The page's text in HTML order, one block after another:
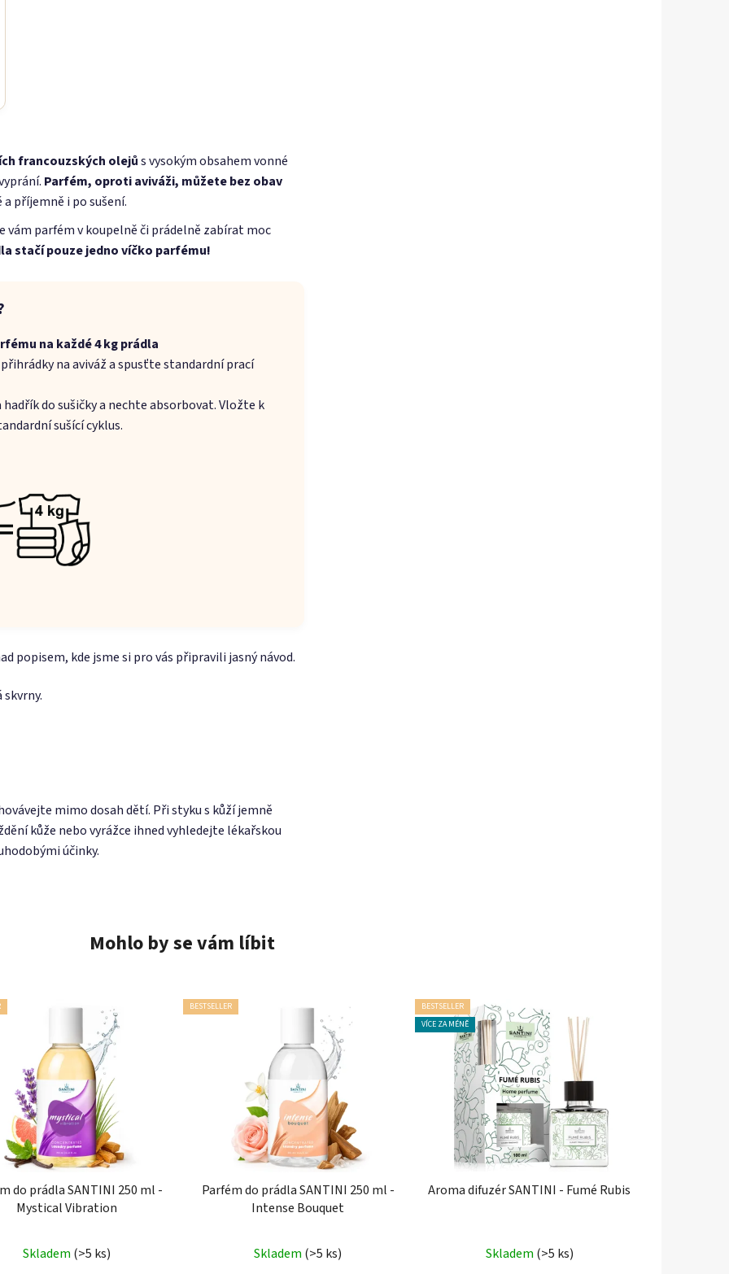
francouzských olejůs vysokým obsahem vonné
Parfém, oproti aviváži, můžete bez obav
příjemně i po sušení.
parfém v koupelně či prádelně zabírat moc
stačí pouze jedno víčko parfému!
na každé 4 kg prádla
na aviváž a spusťte standardní prací
do sušičky a nechte absorbovat. Vložte k
sušící cyklus.
popisem, kde jsme si pro vás připravili jasný návod.
mimo dosah dětí. Při styku s kůží jemně
kůže nebo vyrážce ihned vyhledejte lékařskou
účinky.
Mohlo by se vám líbit
do prádla SANTINI 250 ml -
Mystical Vibration
hodnocení
Skladem (>5 ks)
BESTSELLER
Parfém do prádla SANTINI 250 ml -
Intense Bouquet
hodnocení
Skladem (>5 ks)
BESTSELLER
VÍCE ZA MÉNĚ
Aroma difuzér SANTINI - Fumé Rubis
hodnocení
Skladem (>5 ks)